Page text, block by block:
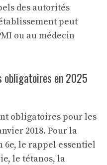
des autorités
peut
ou au médecin
obligatoires en 2025
obligatoires pour les
2018. Pour la
le rappel essentiel
le tétanos, la